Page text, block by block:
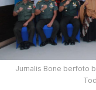
Jurnalis Bone berfoto